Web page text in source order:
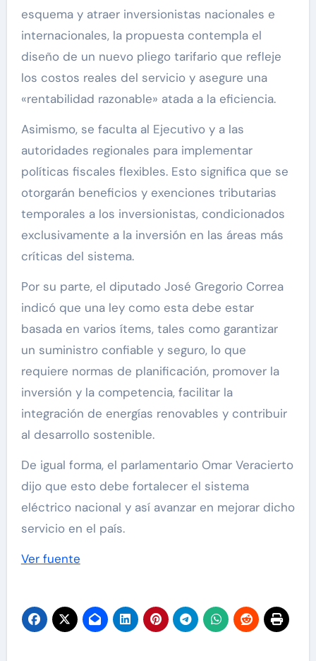
esquema y atraer inversionistas nacionales e
internacionales, la propuesta contempla el
diseño de un nuevo pliego tarifario que refleje
los costos reales del servicio y asegure una
«rentabilidad razonable» atada a la eficiencia.
Asimismo, se faculta al Ejecutivo y a las
autoridades regionales para implementar
políticas fiscales flexibles. Esto significa que se
otorgarán beneficios y exenciones tributarias
temporales a los inversionistas, condicionados
exclusivamente a la inversión en las áreas más
críticas del sistema.
Por su parte, el diputado José Gregorio Correa
indicó que una ley como esta debe estar
basada en varios ítems, tales como garantizar
un suministro confiable y seguro, lo que
requiere normas de planificación, promover la
inversión y la competencia, facilitar la
integración de energías renovables y contribuir
al desarrollo sostenible.
De igual forma, el parlamentario Omar Veracierto
dijo que esto debe fortalecer el sistema
eléctrico nacional y así avanzar en mejorar dicho
servicio en el país.
Ver fuente